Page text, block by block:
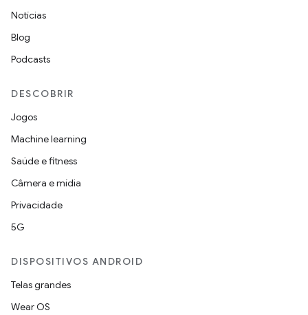
Notícias
Blog
Podcasts
DESCOBRIR
Jogos
Machine learning
Saúde e fitness
Câmera e mídia
Privacidade
5G
DISPOSITIVOS ANDROID
Telas grandes
Wear OS